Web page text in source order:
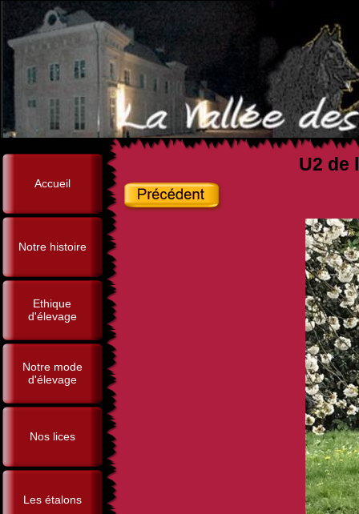
Accueil
Notre histoire
Ethique
d'élevage
Notre mode
d'élevage
Nos lices
Les étalons
U2 de